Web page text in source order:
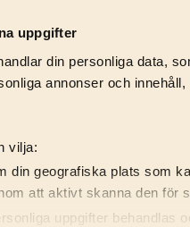
uppgifter
din personliga data,
annonser och
vilja:
din geografiska plats som
att aktivt skanna den för
uppgifter behandlas